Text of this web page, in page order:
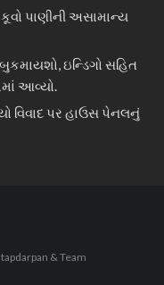
પાણીની અસામાન્ય
બુકમાયશો, ઇન્ડિગો સહિત
આવ્યો.
વિવાદ પર હાઉસ પેનલનું
& Team